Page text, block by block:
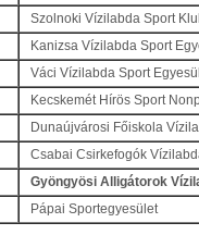
Szolnoki Vízilabda Sport
Kanizsa Vízilabda Sport
Váci Vízilabda Sport
Kecskemét Hírös Sport
Dunaújvárosi Főiskola
Csabai Csirkefogók
Gyöngyösi Alligátorok
Pápai Sportegyesület